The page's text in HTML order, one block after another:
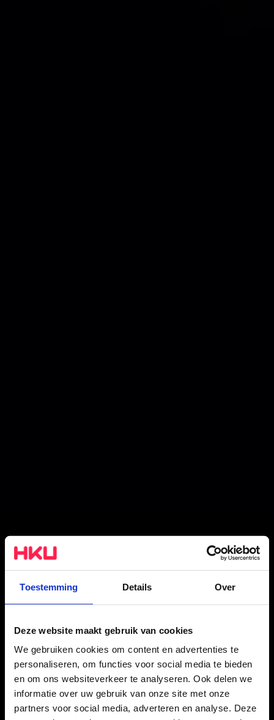
Toestemming Details Over
Deze website maakt gebruik van cookies
We gebruiken cookies om content en advertenties te
personaliseren, om functies voor social media te bieden
en om ons websiteverkeer te analyseren. Ook delen we
informatie over uw gebruik van onze site met onze
partners voor social media, adverteren en analyse. Deze
Interactive
Performance Design